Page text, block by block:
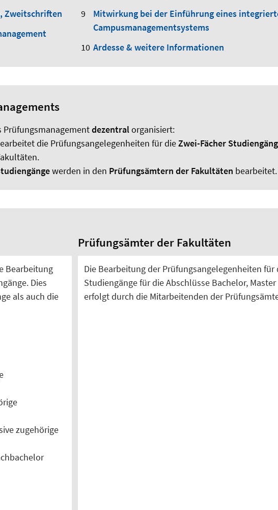
Zweitschriften
Mitwirkung bei der Einführung eines
Campusmanagementsystems
Ardesse & weitere Informationen
Prüfungsmanagementdezentralorganisiert:
die Prüfungsangelegenheiten für dieZwei-Fächer
werden in den Prüfungsämtern der Fakultäten bearbeitet.
Bearbeitung
Dies
als auch die
zugehörige
Prüfungsämter der Fakultäten
Die Bearbeitung der Prüfungsangelegenheiten für
Studiengänge für die Abschlüsse Bachelor,
erfolgt durch die Mitarbeitenden der